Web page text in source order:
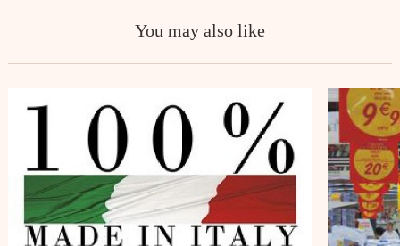
You may also like